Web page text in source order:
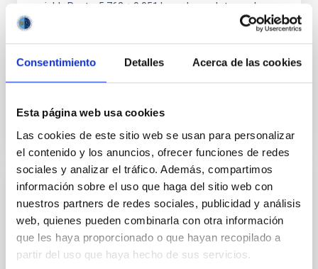
Consentimiento Detalles Acerca de las cookies
Esta página web usa cookies
Las cookies de este sitio web se usan para personalizar
el contenido y los anuncios, ofrecer funciones de redes
sociales y analizar el tráfico. Además, compartimos
información sobre el uso que haga del sitio web con
nuestros partners de redes sociales, publicidad y análisis
web, quienes pueden combinarla con otra información
que les haya proporcionado o que hayan recopilado a
partir del uso que haya hecho de sus servicios.
yields P rot = 5.762 ± 0.051 hr and a peak-to-peak
Fecha de publicación:
NÚMERO DE CITAS 0
The impact of Active Galactic Nuclei on
Habitable Worlds
While the influence of supermassive black hole